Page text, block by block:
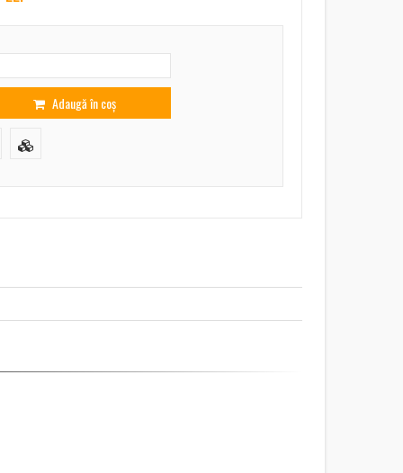
Adaugă în coș